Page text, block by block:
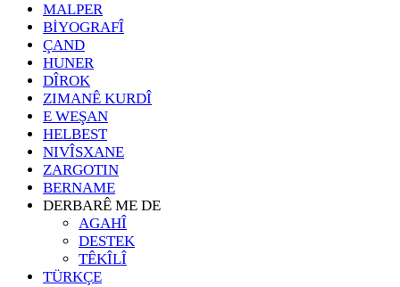
MALPER
BİYOGRAFÎ
ÇAND
HUNER
DÎROK
ZIMANÊ KURDÎ
E WEŞAN
HELBEST
NIVÎSXANE
ZARGOTIN
BERNAME
DERBARÊ ME DE
AGAHÎ
DESTEK
TÊKÎLÎ
TÜRKÇE